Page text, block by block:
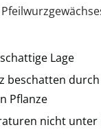
Lage
beschatten
Pflanze
nicht unter